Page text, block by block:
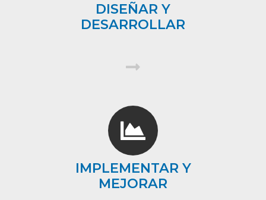
DISEÑAR Y
DESARROLLAR
IMPLEMENTAR Y
MEJORAR